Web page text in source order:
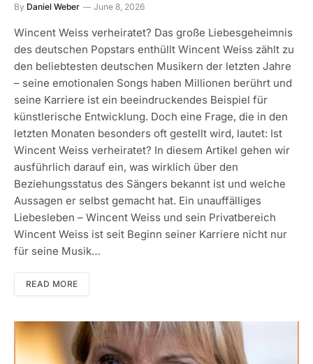
By Daniel Weber June 8, 2026
Wincent Weiss verheiratet? Das große Liebesgeheimnis
des deutschen Popstars enthüllt Wincent Weiss zählt zu
den beliebtesten deutschen Musikern der letzten Jahre
– seine emotionalen Songs haben Millionen berührt und
seine Karriere ist ein beeindruckendes Beispiel für
künstlerische Entwicklung. Doch eine Frage, die in den
letzten Monaten besonders oft gestellt wird, lautet: Ist
Wincent Weiss verheiratet? In diesem Artikel gehen wir
ausführlich darauf ein, was wirklich über den
Beziehungsstatus des Sängers bekannt ist und welche
Aussagen er selbst gemacht hat. Ein unauffälliges
Liebesleben – Wincent Weiss und sein Privatbereich
Wincent Weiss ist seit Beginn seiner Karriere nicht nur
für seine Musik…
READ MORE